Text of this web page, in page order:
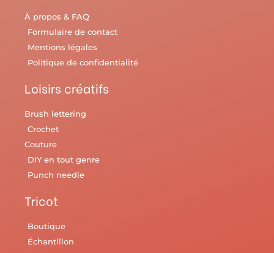
À propos & FAQ
Formulaire de contact
Mentions légales
Politique de confidentialité
Loisirs créatifs
Brush lettering
Crochet
Couture
DIY en tout genre
Punch needle
Tricot
Boutique
Échantillon